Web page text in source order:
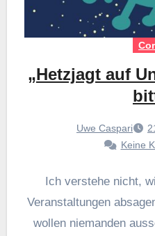
„Hetzjagt auf
Uwe Caspari
Keine
Ich verstehe nicht,
Veranstaltungen
wollen niemanden